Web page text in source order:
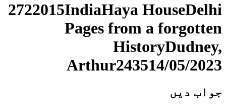
2722015IndiaHaya HouseDelhi
Pages from a forgotten
HistoryDudney,
Arthur243514/05/2023
جواب دیں